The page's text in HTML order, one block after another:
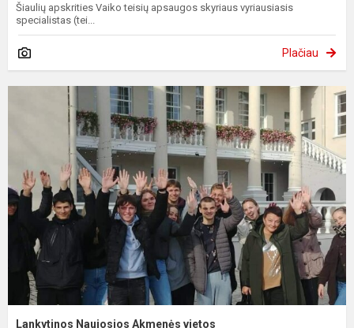
Šiaulių apskrities Vaiko teisių apsaugos skyriaus vyriausiasis
specialistas (tei...
Plačiau
Lankytinos Naujosios Akmenės vietos